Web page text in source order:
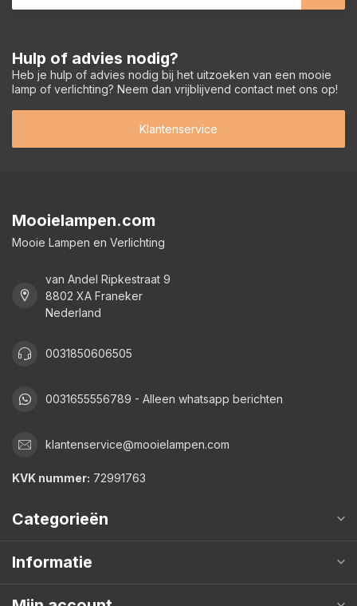
Hulp of advies nodig?
Heb je hulp of advies nodig bij het uitzoeken van een mooie
lamp of verlichting? Neem dan vrijblijvend contact met ons op!
Klantenservice
Mooielampen.com
Mooie Lampen en Verlichting
van Andel Ripkestraat 9
8802 XA Franeker
Nederland
0031850606505
0031655556789 - Alleen whatsapp berichten
klantenservice@mooielampen.com
KVK nummer: 72991763
Categorieën
Informatie